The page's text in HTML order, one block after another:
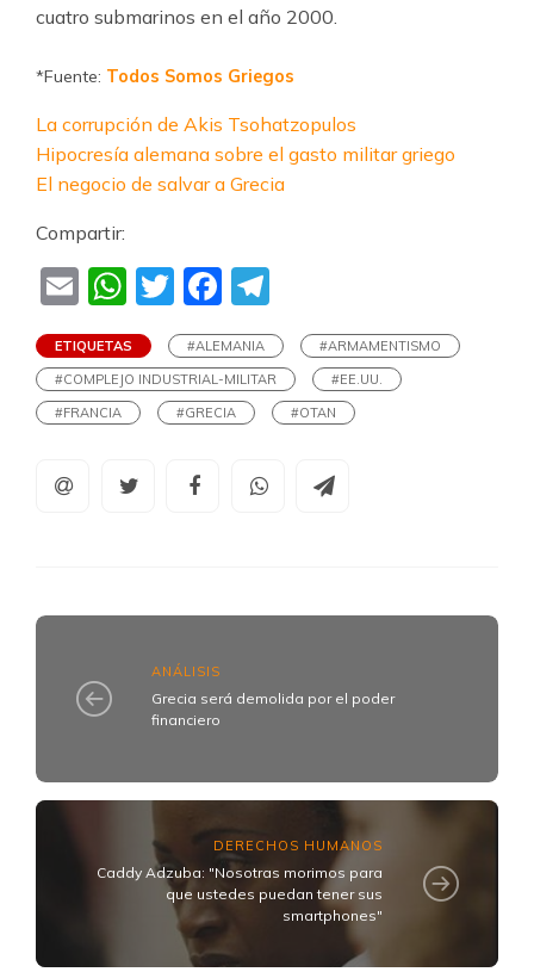
cuatro submarinos en el año 2000.
*Fuente: Todos Somos Griegos
La corrupción de Akis Tsohatzopulos
Hipocresía alemana sobre el gasto militar griego
El negocio de salvar a Grecia
Compartir:
EmailWhatsApp
TwitterFacebook
ETIQUETAS #ALEMANIA
#ARMAMENTISMO
#COMPLEJO INDUSTRIAL-MILITAR
#EE.UU.
#FRANCIA
#GRECIA #OTAN
ANÁLISIS
Grecia será demolida por el poder
financiero
DERECHOS HUMANOS
Caddy Adzuba: "Nosotras morimos para
que ustedes puedan tener sus
smartphones"